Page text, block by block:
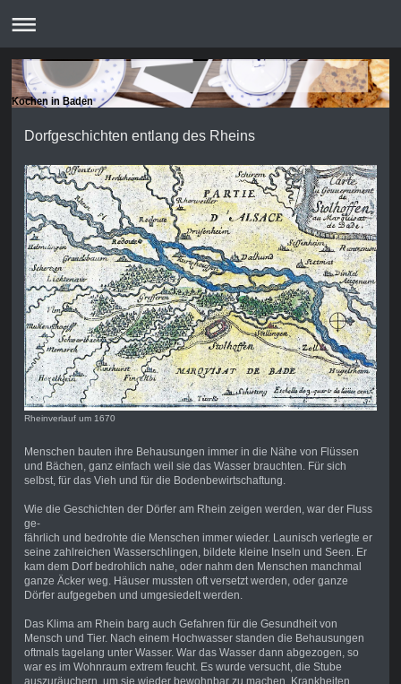
Kochen in Baden
Dorfgeschichten entlang des Rheins
Rheinverlauf um 1670
Menschen bauten ihre Behausungen immer in die Nähe von Flüssen
und Bächen, ganz einfach weil sie das Wasser brauchten. Für sich
selbst, für das Vieh und für die Bodenbewirtschaftung.
Wie die Geschichten der Dörfer am Rhein zeigen werden, war der Fluss
ge-
fährlich und bedrohte die Menschen immer wieder. Launisch verlegte er
seine zahlreichen Wasserschlingen, bildete kleine Inseln und Seen. Er
kam dem Dorf bedrohlich nahe, oder nahm den Menschen manchmal
ganze Äcker weg. Häuser mussten oft versetzt werden, oder ganze
Dörfer aufgegeben und umgesiedelt werden.
Das Klima am Rhein barg auch Gefahren für die Gesundheit von
Mensch und Tier. Nach einem Hochwasser standen die Behausungen
oftmals tagelang unter Wasser. War das Wasser dann abgezogen, so
war es im Wohnraum extrem feucht. Es wurde versucht, die Stube
auszuräuchern, um sie wieder bewohnbar zu machen. Krankheiten